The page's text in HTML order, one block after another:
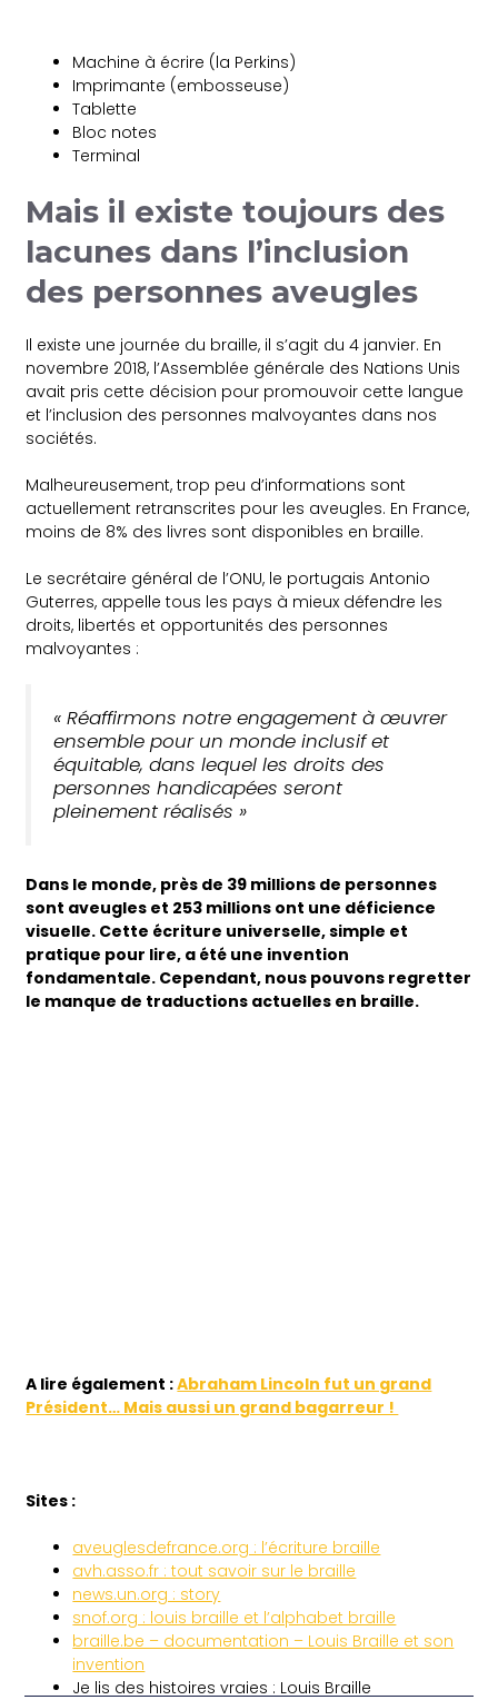
Machine à écrire (la Perkins)
Imprimante (embosseuse)
Tablette
Bloc notes
Terminal
Mais il existe toujours des
lacunes dans l’inclusion
des personnes aveugles
Il existe une journée du braille, il s’agit du 4 janvier. En
novembre 2018, l’Assemblée générale des Nations Unis
avait pris cette décision pour promouvoir cette langue
et l’inclusion des personnes malvoyantes dans nos
sociétés.
Malheureusement, trop peu d’informations sont
actuellement retranscrites pour les aveugles. En France,
moins de 8% des livres sont disponibles en braille.
Le secrétaire général de l’ONU, le portugais Antonio
Guterres, appelle tous les pays à mieux défendre les
droits, libertés et opportunités des personnes
malvoyantes :
« Réaffirmons notre engagement à œuvrer
ensemble pour un monde inclusif et
équitable, dans lequel les droits des
personnes handicapées seront
pleinement réalisés »
Dans le monde, près de 39 millions de personnes
sont aveugles et 253 millions ont une déficience
visuelle. Cette écriture universelle, simple et
pratique pour lire, a été une invention
fondamentale. Cependant, nous pouvons regretter
le manque de traductions actuelles en braille.
A lire également :Abraham Lincoln fut un grand
Président… Mais aussi un grand bagarreur !
Sites :
aveuglesdefrance.org : l’écriture braille
avh.asso.fr : tout savoir sur le braille
news.un.org : story
snof.org : louis braille et l’alphabet braille
braille.be – documentation – Louis Braille et son
invention
Je lis des histoires vraies : Louis Braille